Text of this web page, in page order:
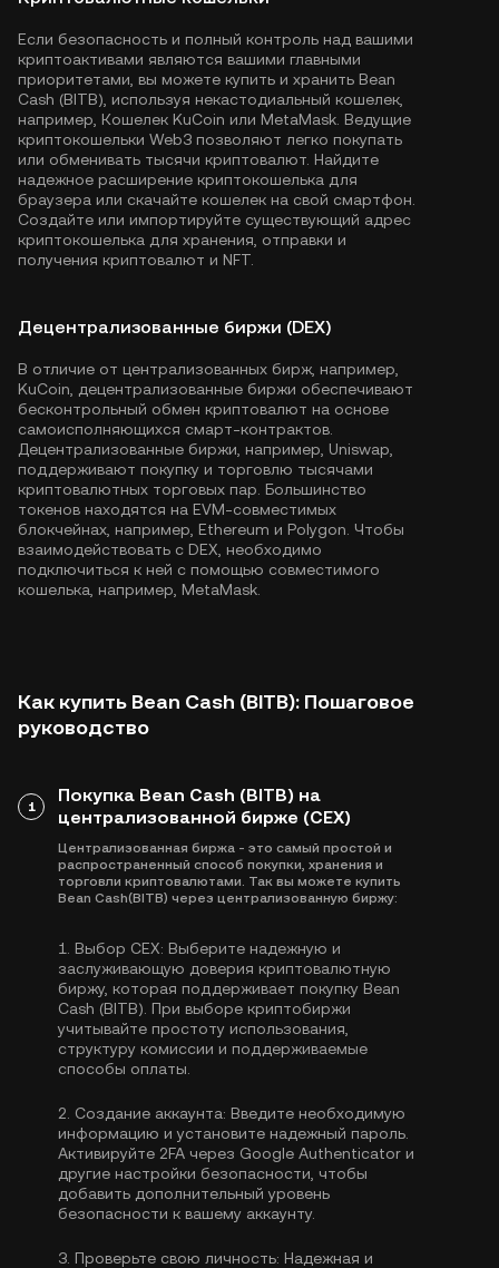
Если безопасность и полный контроль над вашими
криптоактивами являются вашими главными
приоритетами, вы можете купить и хранить Bean
Cash (BITB), используя некастодиальный кошелек,
например, Кошелек KuCoin или MetaMask. Ведущие
криптокошельки Web3 позволяют легко покупать
или обменивать тысячи криптовалют. Найдите
надежное расширение криптокошелька для
браузера или скачайте кошелек на свой смартфон.
Создайте или импортируйте существующий адрес
криптокошелька для хранения, отправки и
получения криптовалют и NFT.
Децентрализованные биржи (DEX)
В отличие от централизованных бирж, например,
KuCoin, децентрализованные биржи обеспечивают
бесконтрольный обмен криптовалют на основе
самоисполняющихся смарт-контрактов.
Децентрализованные биржи, например, Uniswap,
поддерживают покупку и торговлю тысячами
криптовалютных торговых пар. Большинство
токенов находятся на EVM-совместимых
блокчейнах, например, Ethereum и Polygon . Чтобы
взаимодействовать с DEX, необходимо
подключиться к ней с помощью совместимого
кошелька, например, MetaMask.
Как купить Bean Cash (BITB): Пошаговое
руководство
1
Покупка Bean Cash (BITB) на
централизованной бирже (CEX)
Централизованная биржа - это самый простой и
распространенный способ покупки, хранения и
торговли криптовалютами. Так вы можете купить
Bean Cash(BITB) через централизованную биржу:
1. Выбор CEX: Выберите надежную и
заслуживающую доверия криптовалютную
биржу, которая поддерживает покупку Bean
Cash (BITB). При выборе криптобиржи
учитывайте простоту использования,
структуру комиссии и поддерживаемые
способы оплаты.
2. Создание аккаунта: Введите необходимую
информацию и установите надежный пароль.
Активируйте 2FA через Google Authenticator и
другие настройки безопасности, чтобы
добавить дополнительный уровень
безопасности к вашему аккаунту.
3. Проверьте свою личность: Надежная и